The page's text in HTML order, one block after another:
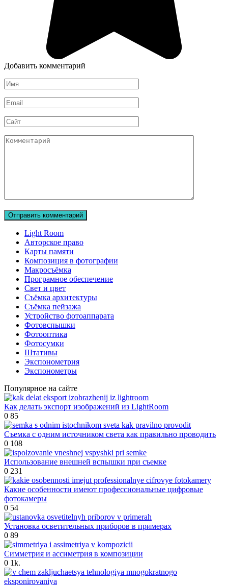
Добавить комментарий
Имя
Email
Сайт
Комментарий
Light Room
Авторское право
Карты памяти
Композиция в фотографии
Макросъёмка
Програмное обеспечение
Свет и цвет
Съёмка архитектуры
Съёмка пейзажа
Устройство фотоаппарата
Фотовспышки
Фотооптика
Фотосумки
Штативы
Экспонометрия
Экспонометры
Популярное на сайте
Как делать экспорт изображений из LightRoom
0 85
Съемка с одним источником света как правильно проводить
0 108
Использование внешней вспышки при съемке
0 231
Какие особенности имеют профессиональные цифровые
фотокамеры
0 54
Установка осветительных приборов в примерах
0 89
Симметрия и ассиметрия в композиции
0 1k.